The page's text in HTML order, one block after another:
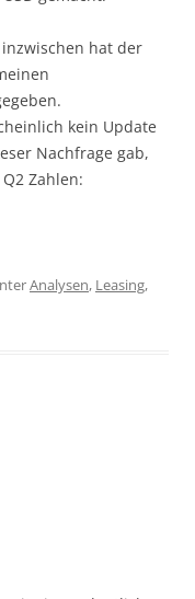
hat der
kein Update
Nachfrage gab,
Zahlen:
Analysen, Leasing,